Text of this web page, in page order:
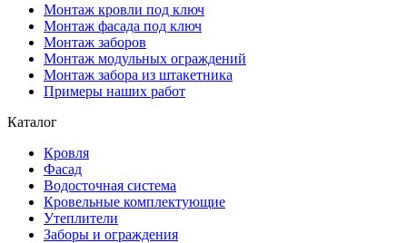
Монтаж кровли под ключ
Монтаж фасада под ключ
Монтаж заборов
Монтаж модульных ограждений
Монтаж забора из штакетника
Примеры наших работ
Каталог
Кровля
Фасад
Водосточная система
Кровельные комплектующие
Утеплители
Заборы и ограждения